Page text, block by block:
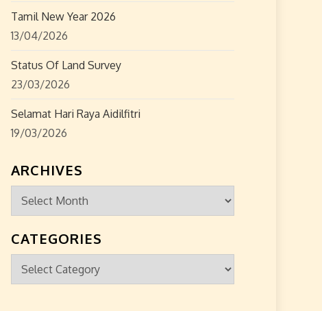
Tamil New Year 2026
13/04/2026
Status Of Land Survey
23/03/2026
Selamat Hari Raya Aidilfitri
19/03/2026
ARCHIVES
Archives
CATEGORIES
Categories